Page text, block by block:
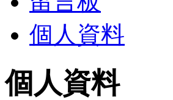
個人資料
個人資料